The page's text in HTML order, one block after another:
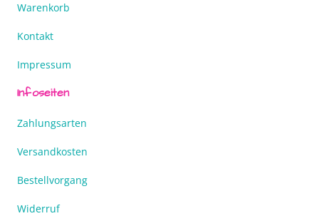
Warenkorb
Kontakt
Impressum
Infoseiten
Zahlungsarten
Versandkosten
Bestellvorgang
Widerruf